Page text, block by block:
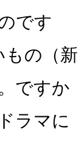
です
もの（新
ですか
ラマに